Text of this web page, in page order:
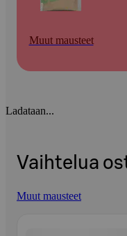
Muut mausteet
Ladataan...
Vaihtelua
Muut mausteet